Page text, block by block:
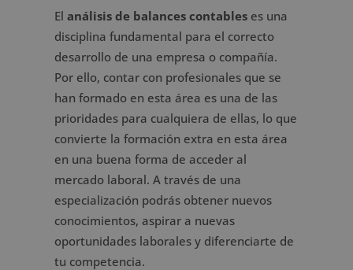
El análisis de balances contableses una
disciplina fundamental para el correcto
desarrollo de una empresa o compañía.
Por ello, contar con profesionales que se
han formado en esta área es una de las
prioridades para cualquiera de ellas, lo que
convierte la formación extra en esta área
en una buena forma de acceder al
mercado laboral. A través de una
especialización podrás obtener nuevos
conocimientos, aspirar a nuevas
oportunidades laborales y diferenciarte de
tu competencia.